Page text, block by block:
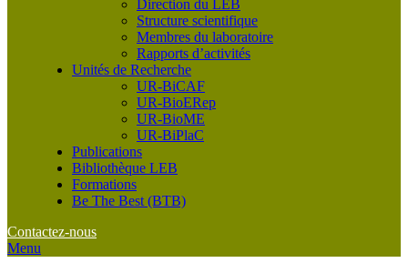
Direction du LEB
Structure scientifique
Membres du laboratoire
Rapports d’activités
Unités de Recherche
UR-BiCAF
UR-BioERep
UR-BioME
UR-BiPlaC
Publications
Bibliothèque LEB
Formations
Be The Best (BTB)
Contactez-nous
Menu